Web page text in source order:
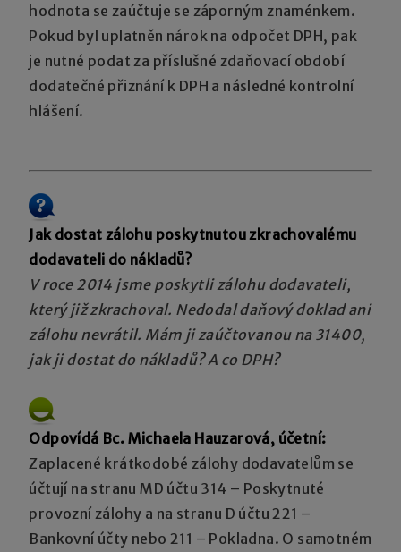
hodnota se zaúčtuje se záporným znaménkem.
Pokud byl uplatněn nárok na odpočet DPH, pak
je nutné podat za příslušné zdaňovací období
dodatečné přiznání k DPH a následné kontrolní
hlášení.
Jak dostat zálohu poskytnutou zkrachovalému
dodavateli do nákladů?
V roce 2014 jsme poskytli zálohu dodavateli,
který již zkrachoval. Nedodal daňový doklad ani
zálohu nevrátil. Mám ji zaúčtovanou na 31400,
jak ji dostat do nákladů? A co DPH?
Odpovídá Bc. Michaela Hauzarová, účetní:
Zaplacené krátkodobé zálohy dodavatelům se
účtují na stranu MD účtu 314 – Poskytnuté
provozní zálohy a na stranu D účtu 221 –
Bankovní účty nebo 211 – Pokladna. O samotném